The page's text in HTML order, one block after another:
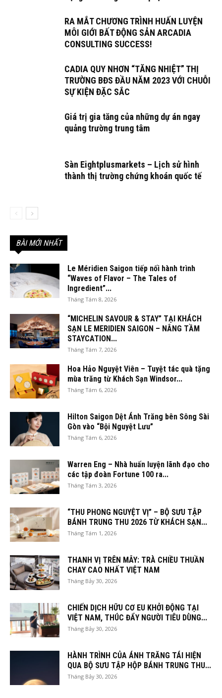
RA MẮT CHƯƠNG TRÌNH HUẤN LUYỆN
MÔI GIỚI BẤT ĐỘNG SẢN ARCADIA
CONSULTING SUCCESS!
CADIA QUY NHƠN “TĂNG NHIỆT” THỊ
TRƯỜNG BĐS ĐẦU NĂM 2023 VỚI CHUỖI
SỰ KIỆN ĐẶC SẮC
Giá trị gia tăng của những dự án ngay
quảng trường trung tâm
Sàn Eightplusmarkets – Lịch sử hình
thành thị trường chứng khoán quốc tế
BÀI MỚI NHẤT
Le Méridien Saigon tiếp nối hành trình
“Waves of Flavor – The Tales of
Ingredient”...
Tháng Tám 8, 2026
“MICHELIN SAVOUR & STAY” TẠI KHÁCH
SẠN LE MERIDIEN SAIGON – NÂNG TẦM
STAYCATION...
Tháng Tám 7, 2026
Hoa Hảo Nguyệt Viên – Tuyệt tác quà tặng
mùa trăng từ Khách Sạn Windsor...
Tháng Tám 6, 2026
Hilton Saigon Dệt Ánh Trăng bên Sông Sài
Gòn vào “Bội Nguyệt Lưu”
Tháng Tám 6, 2026
Warren Eng – Nhà huấn luyện lãnh đạo cho
các tập đoàn Fortune 100 ra...
Tháng Tám 3, 2026
“THU PHONG NGUYỆT VỊ” – BỘ SƯU TẬP
BÁNH TRUNG THU 2026 TỪ KHÁCH SẠN...
Tháng Tám 1, 2026
THANH VỊ TRÊN MÂY: TRÀ CHIỀU THUẦN
CHAY CAO NHẤT VIỆT NAM
Tháng Bảy 30, 2026
CHIẾN DỊCH HỮU CƠ EU KHỞI ĐỘNG TẠI
VIỆT NAM, THÚC ĐẨY NGƯỜI TIÊU DÙNG...
Tháng Bảy 30, 2026
HÀNH TRÌNH CỦA ÁNH TRĂNG TÁI HIỆN
QUA BỘ SƯU TẬP HỘP BÁNH TRUNG THU...
Tháng Bảy 30, 2026